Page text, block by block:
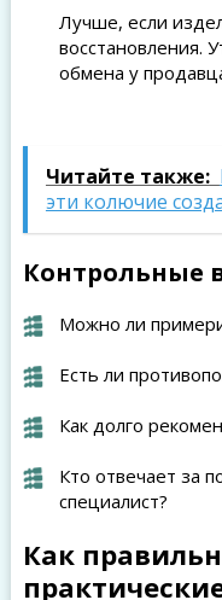
Лучше, если
восстановления.
обмена у
Читайте также:
эти колючие
Контрольные
Можно ли
Есть ли
Как долго
Кто отвечает за
специалист?
Как